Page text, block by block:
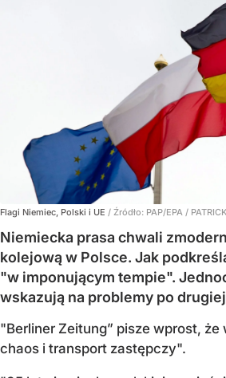
Flagi Niemiec, Polski i UE / Źródło: PAP/EPA /
Niemiecka prasa chwali
kolejową w Polsce. Jak
"w imponującym tempie".
wskazują na problemy po
"Berliner Zeitung” pisze wprost,
chaos i transport zastępczy".